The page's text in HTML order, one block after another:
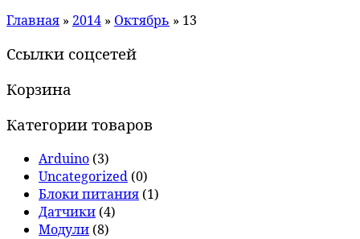
Главная » 2014 » Октябрь » 13
Ссылки соцсетей
Корзина
Категории товаров
Arduino (3)
Uncategorized (0)
Блоки питания (1)
Датчики (4)
Модули (8)